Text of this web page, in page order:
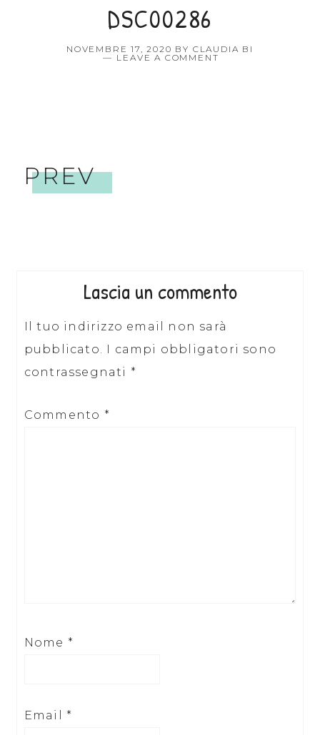
DSC00286
NOVEMBRE 17, 2020 BY CLAUDIA BI
LEAVE A COMMENT
PREV
Lascia un commento
Il tuo indirizzo email non sarà
pubblicato. I campi obbligatori sono
contrassegnati *
Commento *
Nome *
Email *